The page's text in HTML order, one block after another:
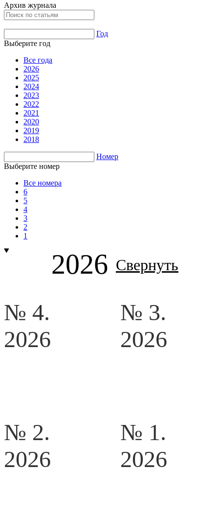
Архив журнала
Год
Выберите год
Все года
2026
2025
2024
2023
2022
2021
2020
2019
2018
Номер
Выберите номер
Все номера
6
5
4
3
2
1
2026 Свернуть
№ 4.
2026
№ 3.
2026
№ 2.
2026
№ 1.
2026